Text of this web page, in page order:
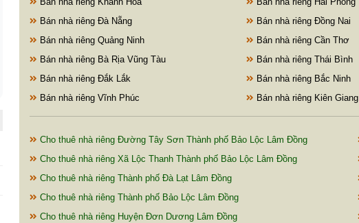
Bán nhà riêng Đà Nẵng
Bán nhà riêng Đồng Nai
Bán nhà riêng Quảng Ninh
Bán nhà riêng Cần Thơ
Bán nhà riêng Bà Rịa Vũng Tàu
Bán nhà riêng Thái Bình
Bán nhà riêng Đắk Lắk
Bán nhà riêng Bắc Ninh
Bán nhà riêng Vĩnh Phúc
Bán nhà riêng Kiên Giang
Cho thuê nhà riêng Đường Tây Sơn Thành phố Bảo Lộc Lâm Đồng
Cho thuê nhà riêng Xã Lộc Thanh Thành phố Bảo Lộc Lâm Đồng
Cho thuê nhà riêng Thành phố Đà Lạt Lâm Đồng
Cho thuê nhà riêng Thành phố Bảo Lộc Lâm Đồng
Cho thuê nhà riêng Huyện Đơn Dương Lâm Đồng